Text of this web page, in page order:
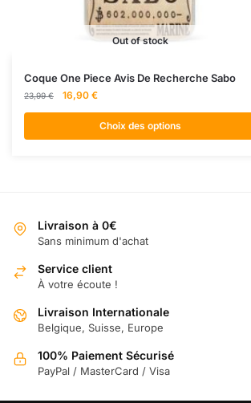
Out of stock
Coque One Piece Avis De Recherche Sabo
23,99€
Le
prix
était :
16,90 €Le
prix
actuel
est :
Choix des options
Ce
produit
a
plusieurs
être
choisies
sur
page
Livraison à 0€
Sans minimum d'achat
Service client
À votre écoute !
Livraison Internationale
Belgique, Suisse, Europe
100% Paiement Sécurisé
PayPal / MasterCard / Visa